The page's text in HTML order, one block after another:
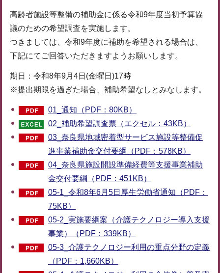
高齢者施設等整備の補助金に係る令和9年度当初予算協
議のための希望調査を実施します。
つきましては、令和9年度に補助を希望される場合は、
下記にてご回答いただきますようお願いします。
期日：令和8年9月4日(金曜日)17時
※提出期限を過ぎた場合、補助希望なしとみなします。
01_通知（PDF：80KB）
02_補助希望調査票（エクセル：43KB）
03_奈良県地域密着型サービス施設等整備促
進事業補助金交付要綱（PDF：578KB）
04_奈良県施設開設準備経費等支援事業補助
金交付要綱（PDF：451KB）
05-1_令和8年6月5日厚生労働省通知（PDF：
75KB）
05-2_実施要綱案（介護テクノロジー導入支援
事業）（PDF：339KB）
05-3_介護テクノロジー利用の重点分野の定義
（PDF：1,660KB）